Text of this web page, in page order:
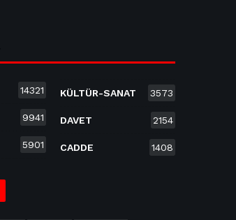
14321
9941
5901
KÜLTÜR-SANAT 3573
DAVET 2154
CADDE 1408